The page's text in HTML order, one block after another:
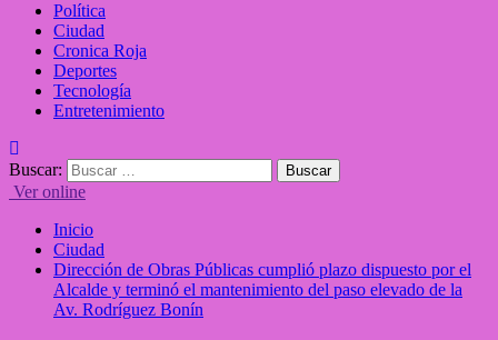
Política
Ciudad
Cronica Roja
Deportes
Tecnología
Entretenimiento
Buscar:
Ver online
Inicio
Ciudad
Dirección de Obras Públicas cumplió plazo dispuesto por el
Alcalde y terminó el mantenimiento del paso elevado de la
Av. Rodríguez Bonín